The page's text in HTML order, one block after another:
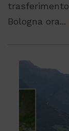
Bologna ora...